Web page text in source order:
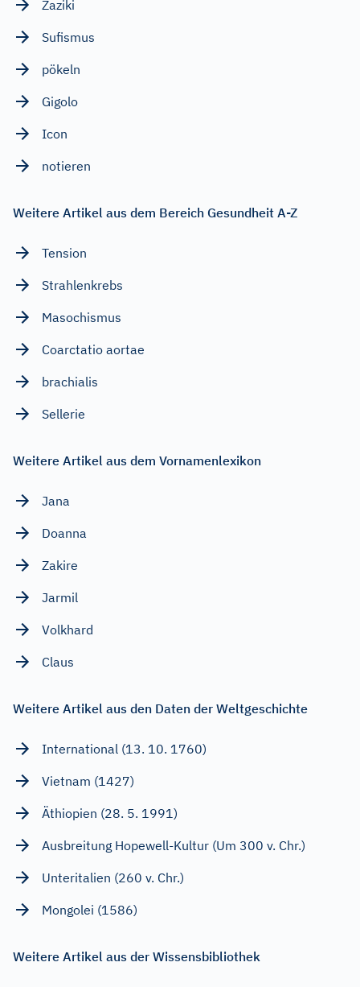
Zaziki
Sufismus
pökeln
Gigolo
Icon
notieren
Weitere Artikel aus dem Bereich Gesundheit A-Z
Tension
Strahlenkrebs
Masochismus
Coarctatio aortae
brachialis
Sellerie
Weitere Artikel aus dem Vornamenlexikon
Jana
Doanna
Zakire
Jarmil
Volkhard
Claus
Weitere Artikel aus den Daten der Weltgeschichte
International (13. 10. 1760)
Vietnam (1427)
Äthiopien (28. 5. 1991)
Ausbreitung Hopewell-Kultur (Um 300 v. Chr.)
Unteritalien (260 v. Chr.)
Mongolei (1586)
Weitere Artikel aus der Wissensbibliothek